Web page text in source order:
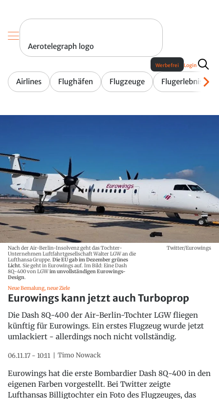
Aerotelegraph logo
Airlines Flughäfen Flugzeuge Flugerlebnis
Werbefrei Login
Nach der Air-Berlin-Insolvenz geht das Tochter-
Unternehmen Luftfahrtgesellschaft Walter LGW an die
Lufthansa Gruppe. Die EU gab im Dezember grünes
Licht. Sie geht in Eurowings auf. Im Bild: Eine Dash
8Q-400 von LGWim unvollständigen Eurowings-
Design.
Twitter/Eurowings
Neue Bemalung, neue Ziele
Eurowings kann jetzt auch Turboprop
Die Dash 8Q-400 der Air-Berlin-Tochter LGW fliegen
künftig für Eurowings. Ein erstes Flugzeug wurde jetzt
umlackiert - allerdings noch nicht vollständig.
06.11.17 - 10:11 Timo Nowack
Eurowings hat die erste Bombardier Dash 8Q-400 in den
eigenen Farben vorgestellt. Bei Twitter zeigte
Lufthansas Billigtochter ein Foto des Flugzeuges, das